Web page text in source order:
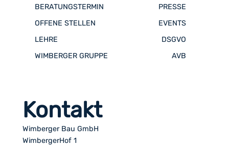
BERATUNGSTERMIN
OFFENE STELLEN
LEHRE
WIMBERGER GRUPPE
PRESSE
EVENTS
DSGVO
AVB
Kontakt
Wimberger Bau GmbH
WimbergerHof 1